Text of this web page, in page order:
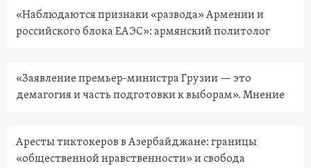
«Наблюдаются признаки «развода» Армении и
российского блока ЕАЭС»: армянский политолог
«Заявление премьер-министра Грузии — это
демагогия и часть подготовки к выборам». Мнение
Аресты тиктокеров в Азербайджане: границы
«общественной нравственности» и свобода